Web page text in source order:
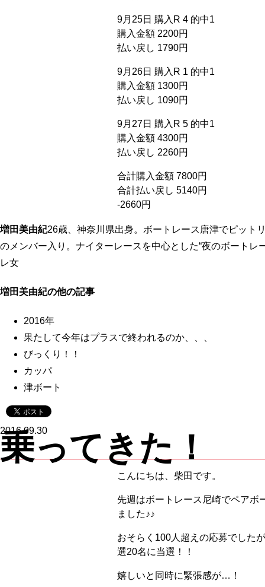
9月25日 購入R 4 的中1
購入金額 2200円
払い戻し 1790円
9月26日 購入R 1 的中1
購入金額 1300円
払い戻し 1090円
9月27日 購入R 5 的中1
購入金額 4300円
払い戻し 2260円
合計購入金額 7800円
合計払い戻し 5140円
-2660円
増田美由紀26歳、神奈川県出身。ボートレース唐津でピット
のメンバー入り。ナイターレースを中心とした“夜のボートレ
レ女
増田美由紀の他の記事
2016年
果たして今年はプラスで終われるのか、、、
びっくり！！
カッパ
津ボート
2016.09.30
乗ってきた！
こんにちは、柴田です。
先週はボートレース尼崎でペアボ
ました♪♪
おそらく100人超えの応募でした
選20名に当選！！
嬉しいと同時に緊張感が…！